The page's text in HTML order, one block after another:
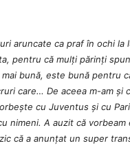
aruncate ca praf în ochi la
pentru că mulți părinți
mai bună, este bună pentru
care… De aceea m-am și
cu Juventus și cu
nimeni. A auzit că vorbeam
că a anunțat un super